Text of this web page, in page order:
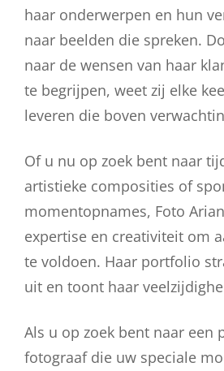
haar onderwerpen en hun
naar beelden die spreken.
naar de wensen van haar
te begrijpen, weet zij elke
leveren die boven
Of u nu op zoek bent naar
artistieke composities of
momentopnames, Foto
expertise en creativiteit om
te voldoen. Haar portfolio
uit en toont haar
Als u op zoek bent naar een
fotograaf die uw speciale